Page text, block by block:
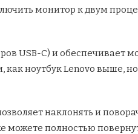
монитор к двум
USB-C) и обеспечивает
ноутбук Lenovo выше,
наклонять и
полностью